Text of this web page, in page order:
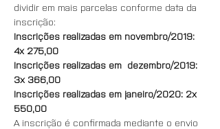
dividir em mais parcelas conforme data da
inscrição:
Inscrições realizadas em novembro/2019:
4x 275,00
Inscrições realizadas em  dezembro/2019:
3x 366,00
Inscrições realizadas em janeiro/2020: 2x
550,00
A inscrição é confirmada mediante o envio